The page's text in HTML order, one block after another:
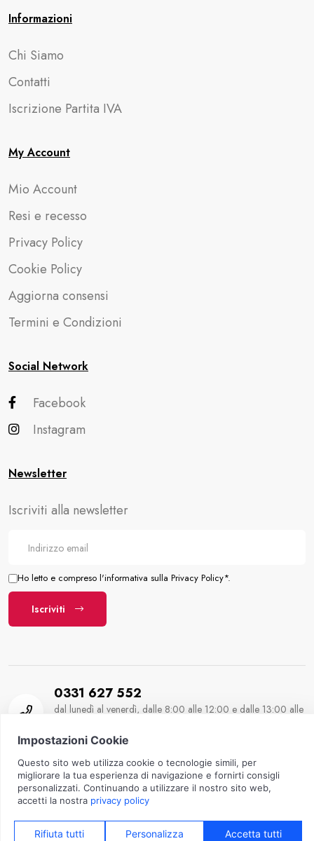
Informazioni
Chi Siamo
Contatti
Iscrizione Partita IVA
My Account
Mio Account
Resi e recesso
Privacy Policy
Cookie Policy
Aggiorna consensi
Termini e Condizioni
Social Network
Facebook
Instagram
Newsletter
Iscriviti alla newsletter
Ho letto e compreso l'informativa sulla Privacy Policy*.
Iscriviti
0331 627 552
dal lunedì al venerdì, dalle 8:00 alle 12:00 e dalle 13:00 alle
Copyright 2026©Almatex| Tutti i diritti riservati | P.IVA:
IT01701910125